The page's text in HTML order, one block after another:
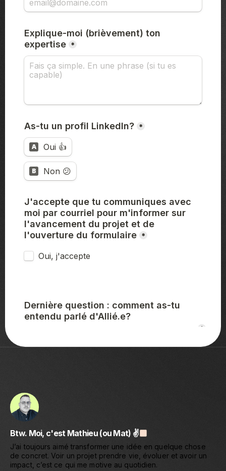
Btw. Moi, c'est Mathieu (ou Mat) ✌
J’ai toujours aimé transformer une idée en quelque chose
de concret. Voir un projet prendre vie, évoluer et avoir un
impact, c’est ce qui me motive au quotidien.